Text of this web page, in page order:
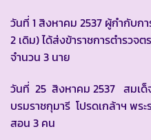
วันที่ 1 สิงหาคม 2537 ผู้กำกับกา
2 เดิม) ได้ส่งข้าราชการตำรวจ
จำนวน 3 นาย
วันที่ 25 สิงหาคม 2537 สมเด็
บรมราชกุมารี โปรดเกล้าฯ พ
สอน 3 คน